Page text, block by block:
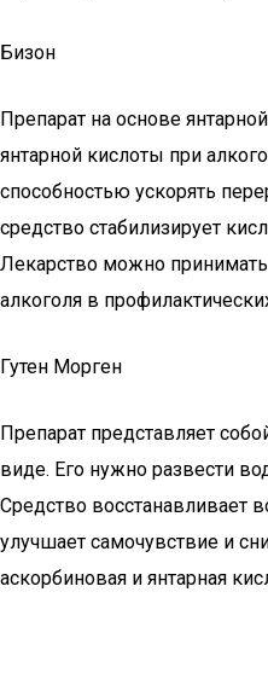
Бизон
Препарат на основе
янтарной кислоты при
способностью ускорять
средство стабилизирует
Лекарство можно
алкоголя в
Гутен Морген
Препарат представляет
виде. Его нужно развести
Средство восстанавливает
улучшает самочувствие и
аскорбиновая и янтарная